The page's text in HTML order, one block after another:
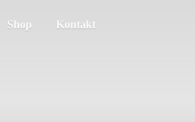
Shop Kontakt